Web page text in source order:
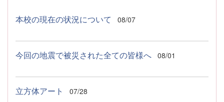
本校の現在の状況について 08/07
今回の地震で被災された全ての皆様へ 08/01
立方体アート 07/28